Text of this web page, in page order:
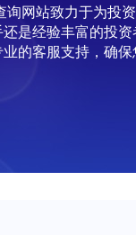
询网站致力于为投
是经验丰富的投
的客服支持，确